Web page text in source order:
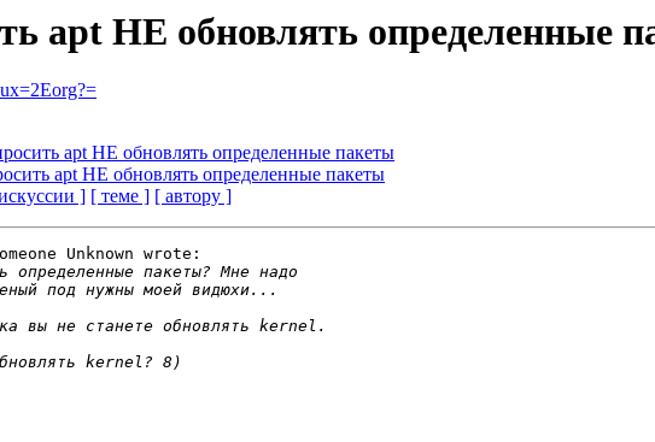
apt НЕ обновлять определенные
apt НЕ обновлять определенные пакеты
apt НЕ обновлять определенные пакеты
] [ теме ] [ автору ]
Unknown wrote: